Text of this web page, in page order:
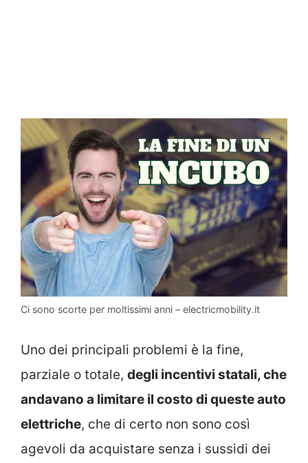
Ci sono scorte per moltissimi anni – electricmobility.it
Uno dei principali problemi è la fine,
parziale o totale, degli incentivi statali, che
andavano a limitare il costo di queste auto
elettriche, che di certo non sono così
agevoli da acquistare senza i sussidi dei